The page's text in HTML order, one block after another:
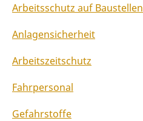
Arbeitsschutz auf Baustellen
Anlagensicherheit
Arbeitszeitschutz
Fahrpersonal
Gefahrstoffe